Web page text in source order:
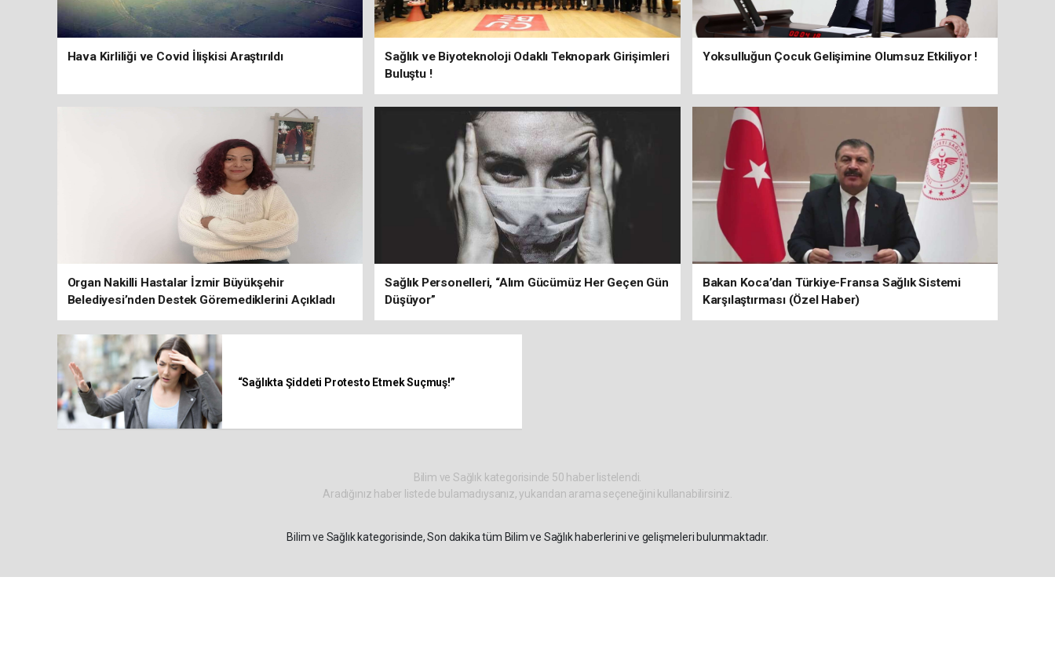
Hava Kirliliği ve Covid İlişkisi Araştırıldı
Sağlık ve Biyoteknoloji Odaklı Teknopark Girişimleri
Buluştu !
Yoksulluğun Çocuk Gelişimine Olumsuz Etkiliyor !
Organ Nakilli Hastalar İzmir Büyükşehir
Belediyesi’nden Destek Göremediklerini Açıkladı
Sağlık Personelleri, “Alım Gücümüz Her Geçen Gün
Düşüyor”
Bakan Koca’dan Türkiye-Fransa Sağlık Sistemi
Karşılaştırması (Özel Haber)
“Sağlıkta Şiddeti Protesto Etmek Suçmuş!”
Bilim ve Sağlık kategorisinde 50 haber listelendi.
Aradığınız haber listede bulamadıysanız, yukarıdan arama seçeneğini kullanabilirsiniz.
Bilim ve Sağlık kategorisinde, Son dakika tüm Bilim ve Sağlık haberlerini ve gelişmeleri bulunmaktadır.